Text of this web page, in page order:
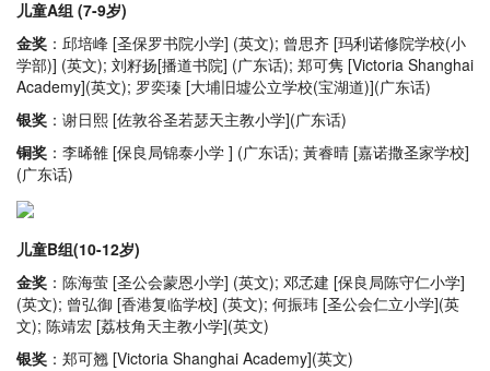
儿童A组 (7-9岁)
金奖 ：邱培峰 [圣保罗书院小学] (英文); 曾思齐 [玛利诺修院学校(小
学部)] (英文); 刘籽扬[播道书院] (广东话); 郑可隽 [Victoria Shanghai
Academy](英文); 罗奕瑧 [大埔旧墟公立学校(宝湖道)](广东话)
银奖 ：谢日熙 [佐敦谷圣若瑟天主教小学](广东话)
铜奖 ：李晞雒 [保良局锦泰小学 ] (广东话); 黃睿晴 [嘉诺撒圣家学校]
(广东话)
儿童B组(10-12岁)
金奖 ：陈海萤 [圣公会蒙恩小学] (英文); 邓孞建 [保良局陈守仁小学]
(英文); 曾弘御 [香港复临学校] (英文); 何振玮 [圣公会仁立小学](英
文); 陈靖宏 [荔枝角天主教小学](英文)
银奖 ：郑可翘 [Victoria Shanghai Academy](英文)